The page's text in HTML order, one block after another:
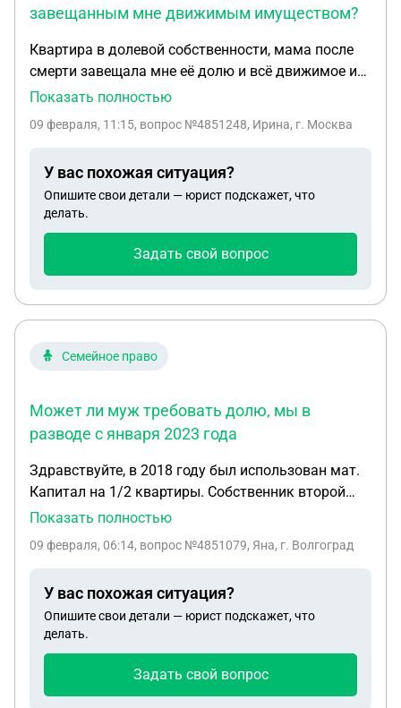
завещанным мне движимым имуществом?
Квартира в долевой собственности, мама после
смерти завещала мне её долю и всё движимое и
недвижимое имущество. Имеет ли право моя
пользоваться мебелью, холодильником, плитой
имуществом?
Показать полностью
09 февраля, 11:15, вопрос №4851248, Ирина, г. Москва
У вас похожая ситуация?
Опишите свои детали — юрист подскажет, что
делать.
Задать свой вопрос
Семейное право
Может ли муж требовать долю, мы в
разводе с января 2023 года
Здравствуйте, в 2018 году был использован мат.
Капитал на 1/2 квартиры. Собственник второй
части сын. Доли выделены мне и детям. Может ли
года. И если может то могу я подать иск о
капитала по соглашению продавца и
собственников
Показать полностью
09 февраля, 06:14, вопрос №4851079, Яна, г. Волгоград
У вас похожая ситуация?
Опишите свои детали — юрист подскажет, что
делать.
Задать свой вопрос